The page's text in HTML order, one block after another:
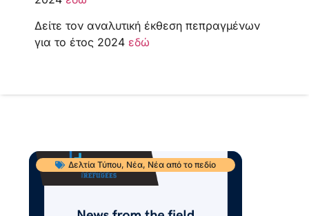
Δείτε τον αναλυτική έκθεση πεπραγμένων
για το έτος 2024 εδώ
Δελτία Τύπου, Νέα, Νέα από το πεδίο